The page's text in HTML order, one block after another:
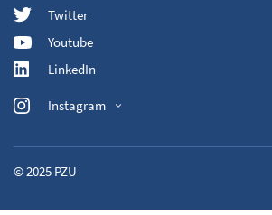
Twitter
Youtube
LinkedIn
Instagram
© 2025 PZU